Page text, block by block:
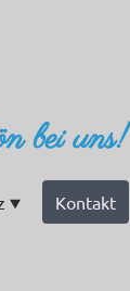
bei uns!
Kontakt